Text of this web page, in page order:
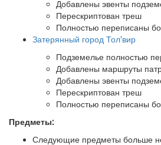
Добавлены эвенты
Перескриптован треш
Полностью переписаны
Затерянный город Тол'вир
Подземелье полностью
Добавлены маршруты
Добавлены эвенты
Перескриптован треш
Полностью переписаны
Предметы:
Следующие предметы больше